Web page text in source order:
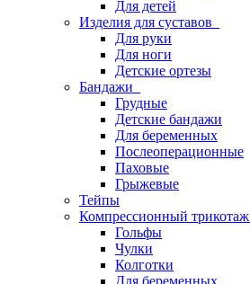
Для детей
Изделия для суставов
Для руки
Для ноги
Детские ортезы
Бандажи
Грудные
Детские бандажи
Для беременных
Послеоперационные
Паховые
Грыжевые
Тейпы
Компрессионный трикотаж
Гольфы
Чулки
Колготки
Для беременных